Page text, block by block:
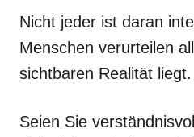
Nicht jeder ist daran
Menschen verurteilen
sichtbaren Realität liegt.
Seien Sie